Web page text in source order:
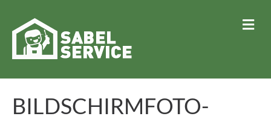
N
A
A
BILDSCHIRMFOTO-